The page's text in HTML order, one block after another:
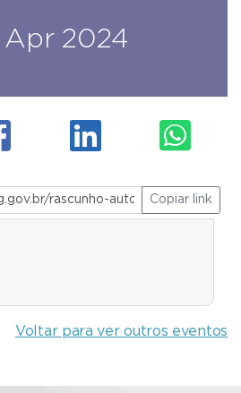
Apr 2024
Copiar link
Voltar para ver outros eventos